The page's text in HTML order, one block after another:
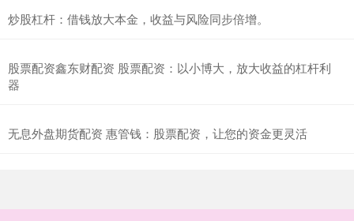
炒股杠杆：借钱放大本金，收益与风险同步倍增。
股票配资鑫东财配资 股票配资：以小博大，放大收益的杠杆利
器
无息外盘期货配资 惠管钱：股票配资，让您的资金更灵活